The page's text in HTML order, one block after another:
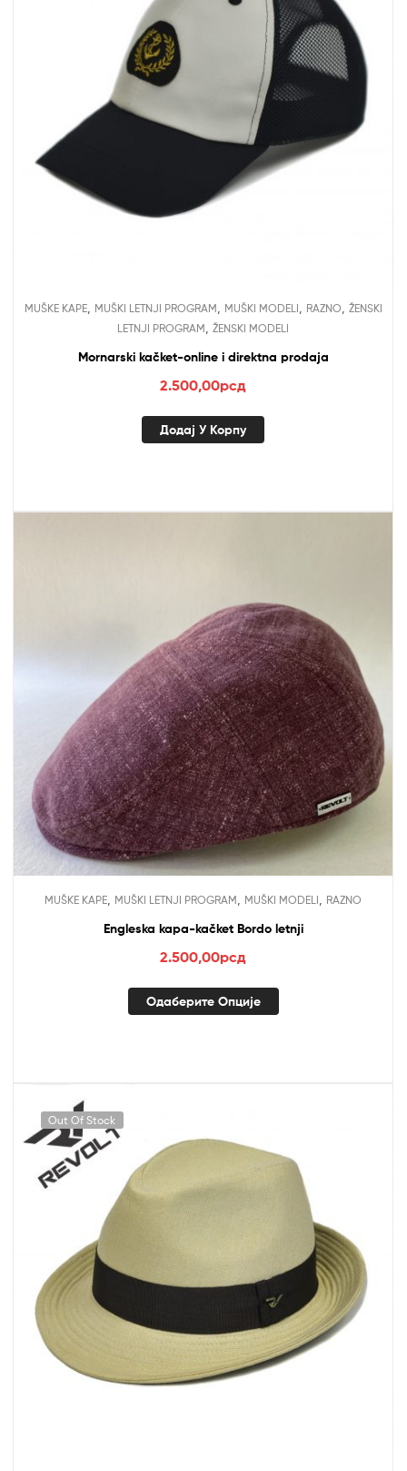
MUŠKE KAPE, MUŠKI LETNJI PROGRAM MUŠKI MODELI RAZNO ŽENSKI
LETNJI PROGRAM ŽENSKI MODELI
Mornarski kačket-online i direktna prodaja
2.500,00рсд
Додај У Корпу
MUŠKE KAPE MUŠKI LETNJI PROGRAM MUŠKI MODELI RAZNO
Engleska kapa-kačket Bordo letnji
2.500,00рсд
Одаберите Опције
Out Of Stock